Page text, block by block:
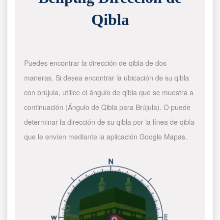
Qibla
Puedes encontrar la dirección de qibla de dos
maneras. Si desea encontrar la ubicación de su qibla
con brújula, utilice el ángulo de qibla que se muestra a
continuación (Ángulo de Qibla para Brújula). O puede
determinar la dirección de su qibla por la línea de qibla
que le envíen mediante la aplicación Google Mapas.